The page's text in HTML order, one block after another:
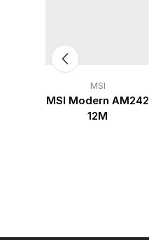
MSI
MSI Modern AM242
12M